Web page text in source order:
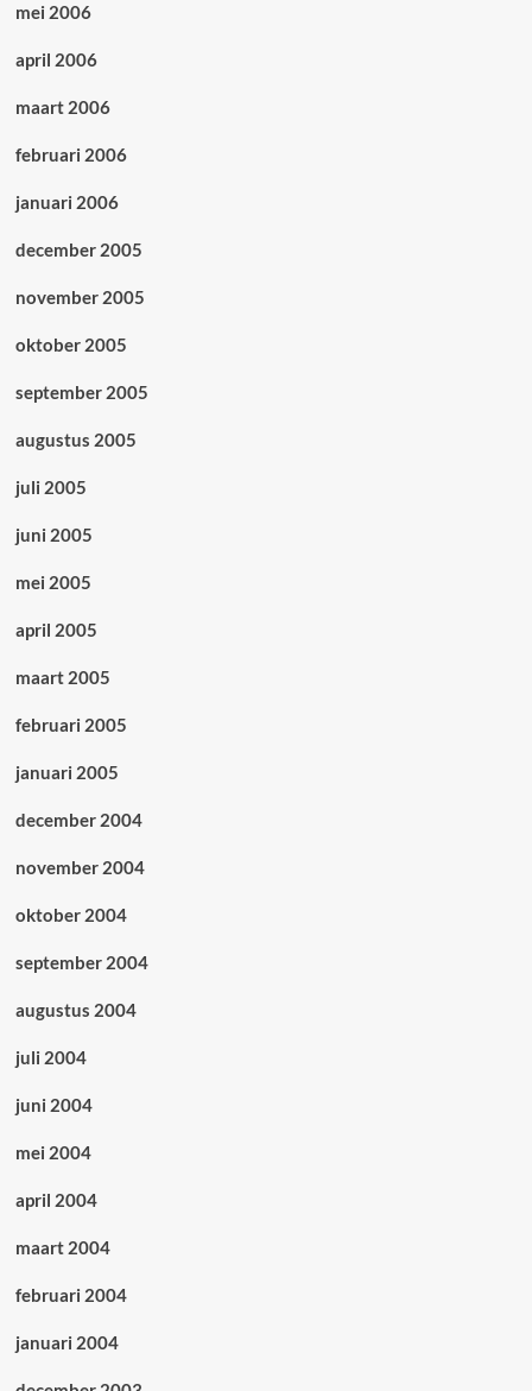
mei 2006
april 2006
maart 2006
februari 2006
januari 2006
december 2005
november 2005
oktober 2005
september 2005
augustus 2005
juli 2005
juni 2005
mei 2005
april 2005
maart 2005
februari 2005
januari 2005
december 2004
november 2004
oktober 2004
september 2004
augustus 2004
juli 2004
juni 2004
mei 2004
april 2004
maart 2004
februari 2004
januari 2004